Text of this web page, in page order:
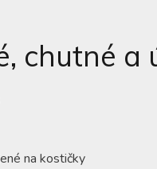
chutné a
na kostičky